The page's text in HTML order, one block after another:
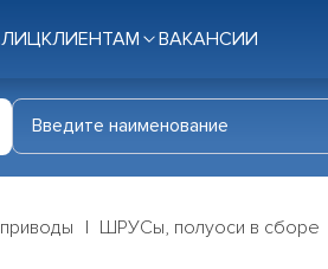
КЛИЕНТАМ ВАКАНСИИ
ШРУСы, полуоси в сборе